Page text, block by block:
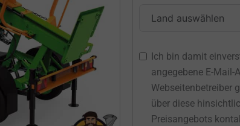
Ich bin damit
angegebene E-Mail-
Webseitenbetreiber
über diese
Preisangebots